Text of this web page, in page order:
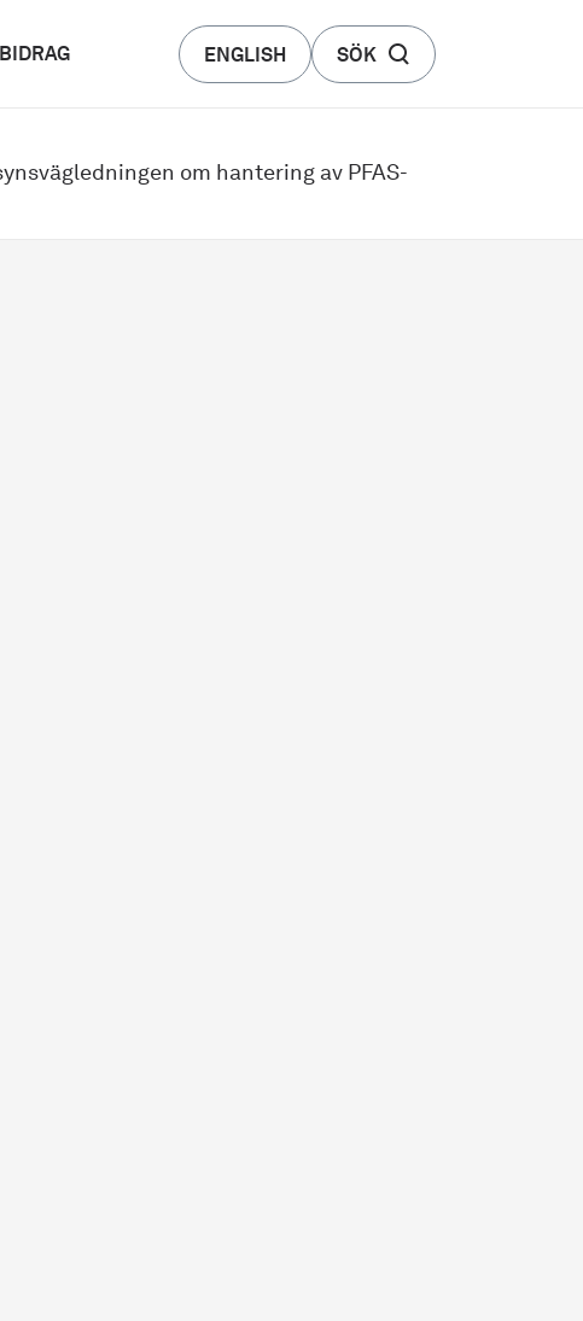
BIDRAG ENGLISH SÖK
om hantering av PFAS-